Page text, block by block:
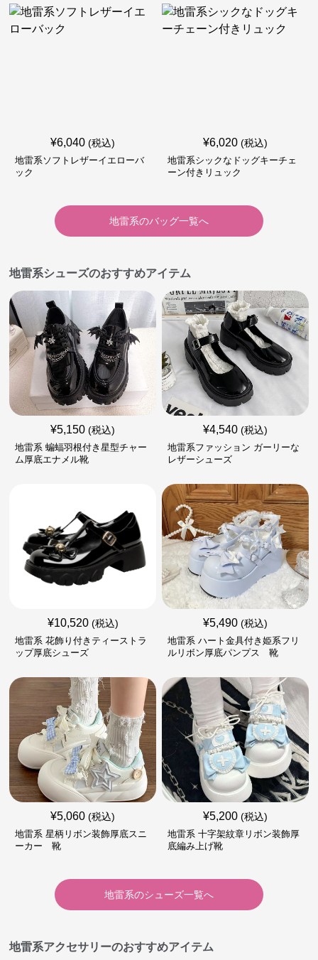
¥6,040 (税込)
地雷系ソフトレザーイエローバ
ック
¥6,020 (税込)
地雷系シックなドッグキーチェ
ーン付きリュック
地雷系のバッグ一覧へ
地雷系シューズのおすすめアイテム
¥5,150 (税込)
地雷系 蝙蝠羽根付き星型チャー
ム厚底エナメル靴
¥4,540 (税込)
地雷系ファッション ガーリーな
レザーシューズ
¥10,520 (税込)
地雷系 花飾り付きティーストラ
ップ厚底シューズ
¥5,490 (税込)
地雷系 ハート金具付き姫系フリ
ルリボン厚底パンプス 靴
¥5,060 (税込)
地雷系 星柄リボン装飾厚底スニ
ーカー 靴
¥5,200 (税込)
地雷系 十字架紋章リボン装飾厚
底編み上げ靴
地雷系のシューズ一覧へ
地雷系アクセサリーのおすすめアイテム